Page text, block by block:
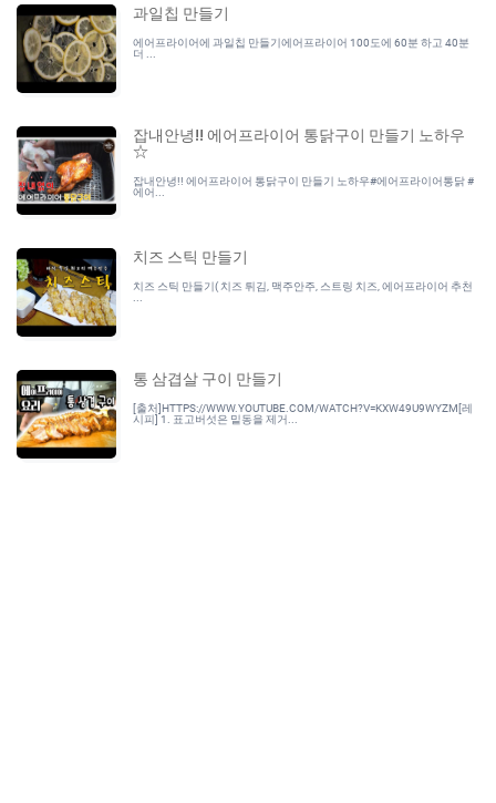
과일칩 만들기
에어프라이어에 과일칩 만들기에어프라이어 100도에 60분 하고 40분
더 ...
잡내안녕!! 에어프라이어 통닭구이 만들기 노하우
☆
잡내안녕!! 에어프라이어 통닭구이 만들기 노하우#에어프라이어통닭 #
에어...
치즈 스틱 만들기
치즈 스틱 만들기( 치즈 튀김, 맥주안주, 스트링 치즈, 에어프라이어 추천
통 삼겹살 구이 만들기
[출처]HTTPS://WWW.YOUTUBE.COM/WATCH?V=KXW49U9WYZM[레
시피] 1. 표고버섯은 밑동을 제거...